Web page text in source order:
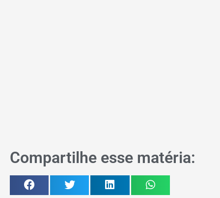
Compartilhe esse matéria: